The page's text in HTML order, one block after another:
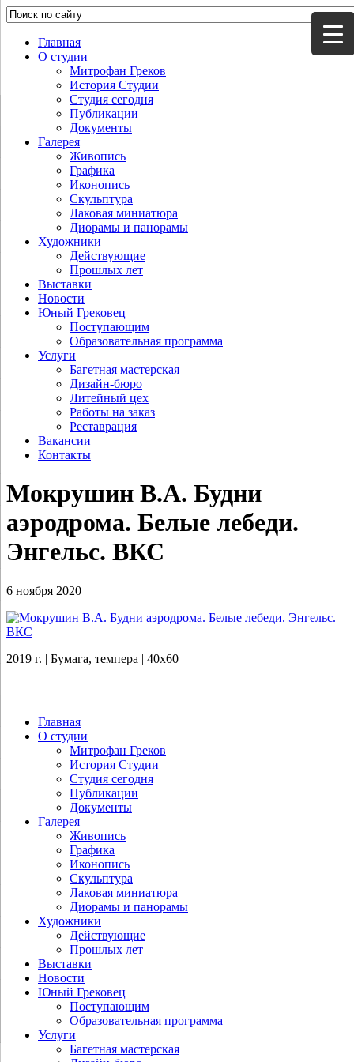
Главная
О студии
Митрофан Греков
История Студии
Студия сегодня
Публикации
Документы
Галерея
Живопись
Графика
Иконопись
Скульптура
Лаковая миниатюра
Диорамы и панорамы
Художники
Действующие
Прошлых лет
Выставки
Новости
Юный Грековец
Поступающим
Образовательная программа
Услуги
Багетная мастерская
Дизайн-бюро
Литейный цех
Работы на заказ
Реставрация
Вакансии
Контакты
Мокрушин В.А. Будни
аэродрома. Белые лебеди.
Энгельс. ВКС
6 ноября 2020
2019 г. | Бумага, темпера | 40х60
Главная
О студии
Митрофан Греков
История Студии
Студия сегодня
Публикации
Документы
Галерея
Живопись
Графика
Иконопись
Скульптура
Лаковая миниатюра
Диорамы и панорамы
Художники
Действующие
Прошлых лет
Выставки
Новости
Юный Грековец
Поступающим
Образовательная программа
Услуги
Багетная мастерская